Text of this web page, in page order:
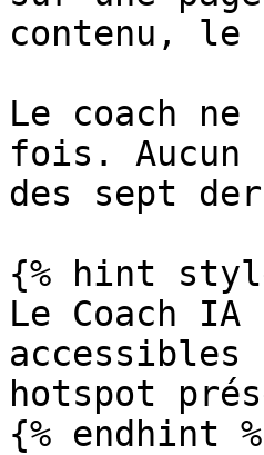
contenu, le
Le coach
fois. Aucun
des sept
{% hint
Le Coach
hotspot
{% endhint